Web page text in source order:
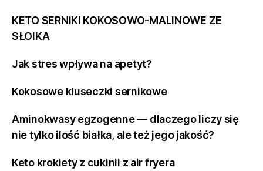
KETO SERNIKI KOKOSOWO-MALINOWE ZE
SŁOIKA
Jak stres wpływa na apetyt?
Kokosowe kluseczki sernikowe
Aminokwasy egzogenne — dlaczego liczy się
nie tylko ilość białka, ale też jego jakość?
Keto krokiety z cukinii z air fryera